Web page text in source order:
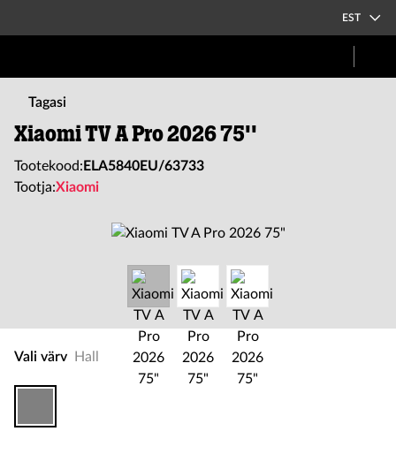
EST
Tagasi
Xiaomi TV A Pro 2026 75''
Tootekood: ELA5840EU/63733
Tootja:Xiaomi
Vali värv Hall